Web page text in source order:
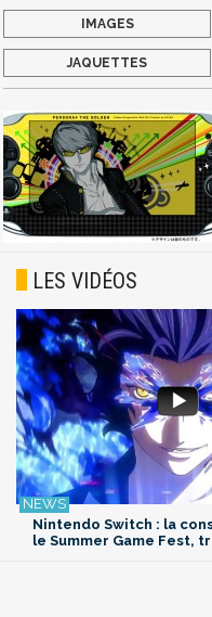
IMAGES
JAQUETTES
LES VIDÉOS
Nintendo Switch : la
le Summer Game Fest,